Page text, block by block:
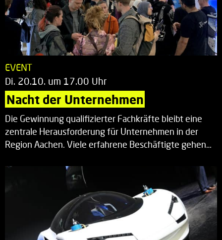
EVENT
Di. 20.10. um 17.00 Uhr
Nacht der Unternehmen
Die Gewinnung qualifizierter Fachkräfte bleibt eine
zentrale Herausforderung für Unternehmen in der
Region Aachen. Viele erfahrene Beschäftigte gehen…